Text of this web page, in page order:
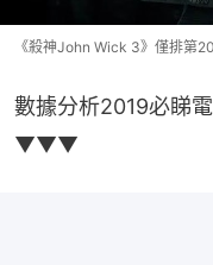
《殺神John Wick 3》僅排第
數據分析2019必睇
▼▼▼